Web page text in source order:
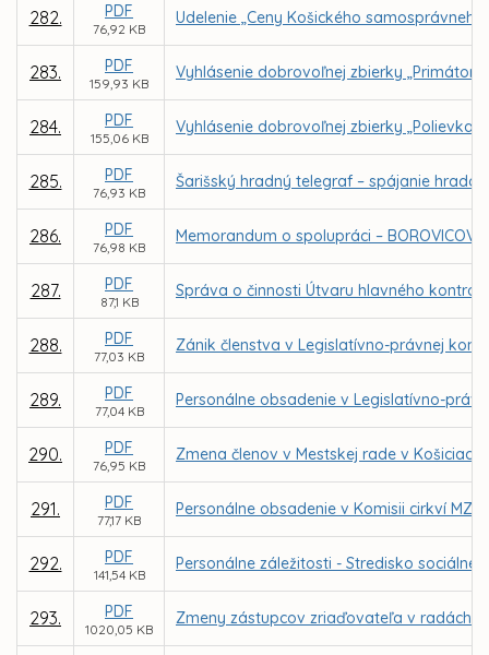
282. PDF
76,92 KB
Udelenie „Ceny Košického samosprávneho
283. PDF
159,93 KB
Vyhlásenie dobrovoľnej zbierky
284. PDF
155,06 KB
Vyhlásenie dobrovoľnej zbierky „Polievka
285. PDF
76,93 KB
Šarišský hradný telegraf – spájanie
286. PDF
76,98 KB
Memorandum o spolupráci – BOROVICOVÝ
287. PDF
87,1 KB
Správa o činnosti Útvaru hlavného
288. PDF
77,03 KB
Zánik členstva v Legislatívno-právnej
289. PDF
77,04 KB
Personálne obsadenie v Legislatívno-
290. PDF
76,95 KB
Zmena členov v Mestskej rade v Košiciach
291. PDF
77,17 KB
Personálne obsadenie v Komisii cirkví MZ
292. PDF
141,54 KB
Personálne záležitosti - Stredisko
293. PDF
1020,05 KB
Zmeny zástupcov zriaďovateľa v radách